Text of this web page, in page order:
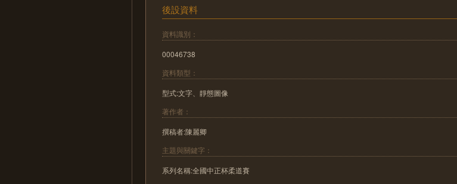
後設資料
資料識別：
00046738
資料類型：
型式:文字、靜態圖像
著作者：
撰稿者:陳麗卿
主題與關鍵字：
系列名稱:全國中正杯柔道賽